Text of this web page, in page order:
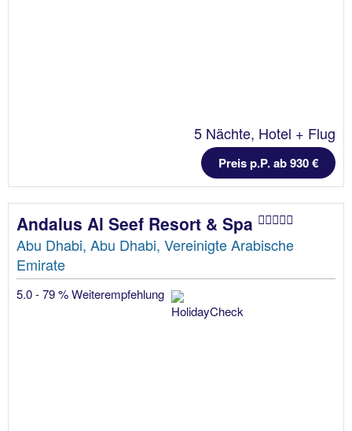
5 Nächte, Hotel + Flug
Preis p.P. ab 930 €
Andalus Al Seef Resort & Spa
Abu Dhabi, Abu Dhabi, Vereinigte Arabische
Emirate
5.0 - 79 % Weiterempfehlung